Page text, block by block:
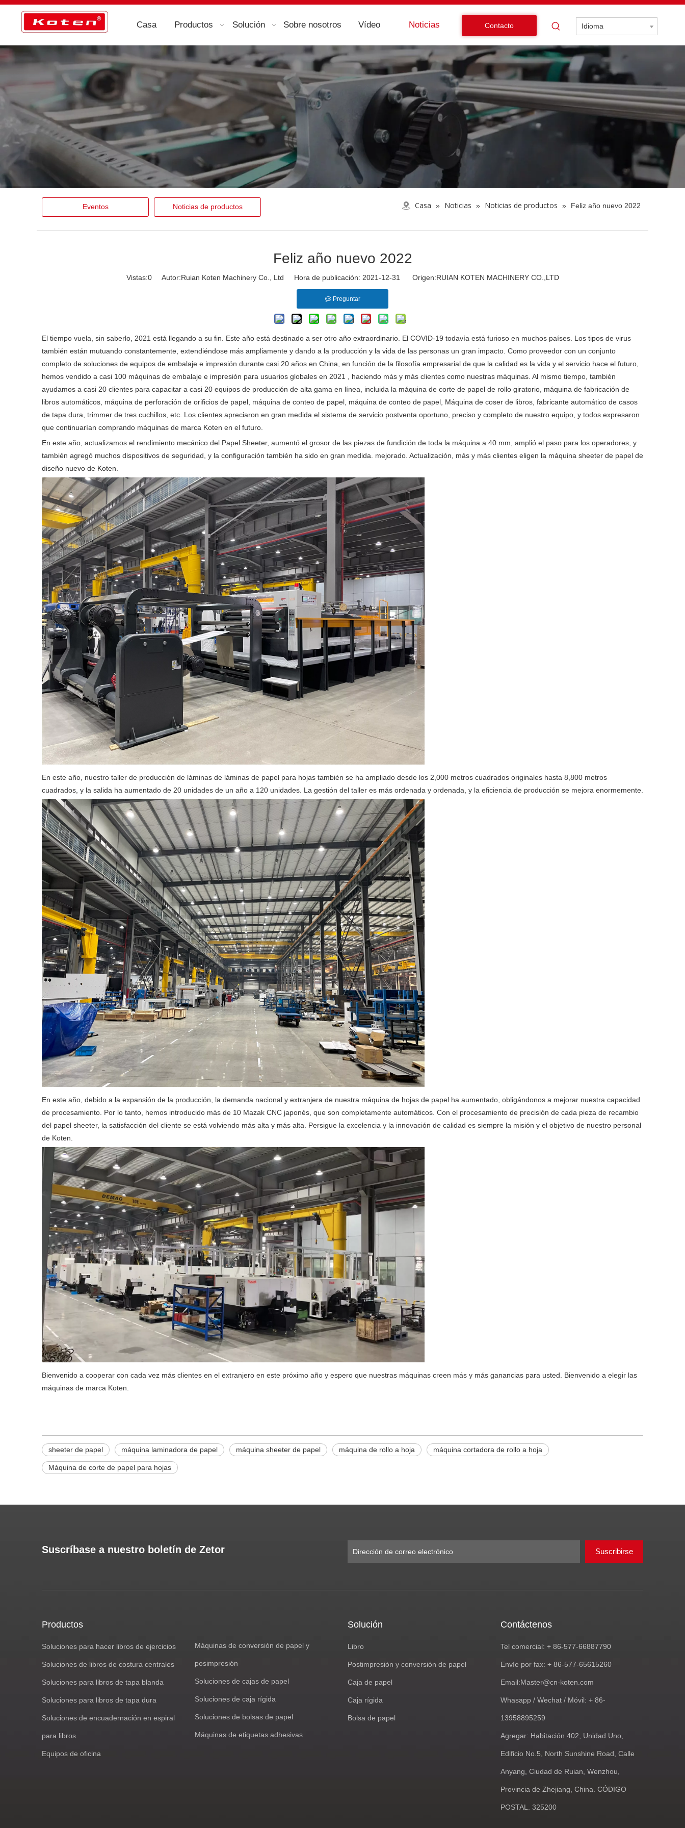
Casa Productos Solución Sobre nosotros Vídeo Noticias Contacto Idioma
Eventos Noticias de productos Casa » Noticias » Noticias de productos » Feliz año nuevo 2022
Feliz año nuevo 2022
Vistas:0Autor:Ruian Koten Machinery Co., Ltd Hora de publicación: 2021-12-31 Origen:RUIAN KOTEN MACHINERY CO.,LTD
Preguntar
El tiempo vuela, sin saberlo, 2021 está llegando a su fin. Este año está destinado a ser otro año extraordinario. El COVID-19 todavía está furioso en muchos países. Los tipos de virus
también están mutuando constantemente, extendiéndose más ampliamente y dando a la producción y la vida de las personas un gran impacto. Como proveedor con un conjunto
completo de soluciones de equipos de embalaje e impresión durante casi 20 años en China, en función de la filosofía empresarial de que la calidad es la vida y el servicio hace el futuro,
hemos vendido a casi 100 máquinas de embalaje e impresión para usuarios globales en 2021 , haciendo más y más clientes como nuestras máquinas. Al mismo tiempo, también
ayudamos a casi 20 clientes para capacitar a casi 20 equipos de producción de alta gama en línea, incluida la máquina de corte de papel de rollo giratorio, máquina de fabricación de
libros automáticos, máquina de perforación de orificios de papel, máquina de conteo de papel, máquina de conteo de papel, Máquina de coser de libros, fabricante automático de casos
de tapa dura, trimmer de tres cuchillos, etc. Los clientes apreciaron en gran medida el sistema de servicio postventa oportuno, preciso y completo de nuestro equipo, y todos expresaron
que continuarían comprando máquinas de marca Koten en el futuro.
En este año, actualizamos el rendimiento mecánico del Papel Sheeter, aumentó el grosor de las piezas de fundición de toda la máquina a 40 mm, amplió el paso para los operadores, y
también agregó muchos dispositivos de seguridad, y la configuración también ha sido en gran medida. mejorado. Actualización, más y más clientes eligen la máquina sheeter de papel de
diseño nuevo de Koten.
En este año, nuestro taller de producción de láminas de láminas de papel para hojas también se ha ampliado desde los 2,000 metros cuadrados originales hasta 8,800 metros
cuadrados, y la salida ha aumentado de 20 unidades de un año a 120 unidades. La gestión del taller es más ordenada y ordenada, y la eficiencia de producción se mejora enormemente.
En este año, debido a la expansión de la producción, la demanda nacional y extranjera de nuestra máquina de hojas de papel ha aumentado, obligándonos a mejorar nuestra capacidad
de procesamiento. Por lo tanto, hemos introducido más de 10 Mazak CNC japonés, que son completamente automáticos. Con el procesamiento de precisión de cada pieza de recambio
del papel sheeter, la satisfacción del cliente se está volviendo más alta y más alta. Persigue la excelencia y la innovación de calidad es siempre la misión y el objetivo de nuestro personal
de Koten.
Bienvenido a cooperar con cada vez más clientes en el extranjero en este próximo año y espero que nuestras máquinas creen más y más ganancias para usted. Bienvenido a elegir las
máquinas de marca Koten.
sheeter de papel máquina laminadora de papel máquina sheeter de papel máquina de rollo a hoja máquina cortadora de rollo a hoja
Máquina de corte de papel para hojas
Suscríbase a nuestro boletín de Zetor Suscribirse
Productos
Soluciones para hacer libros de ejercicios
Soluciones de libros de costura centrales
Soluciones para libros de tapa blanda
Soluciones para libros de tapa dura
Soluciones de encuadernación en espiral
para libros
Equipos de oficina
Máquinas de conversión de papel y
posimpresión
Soluciones de cajas de papel
Soluciones de caja rígida
Soluciones de bolsas de papel
Máquinas de etiquetas adhesivas
Solución
Libro
Postimpresión y conversión de papel
Caja de papel
Caja rígida
Bolsa de papel
Contáctenos
Tel comercial: + 86-577-66887790
Envíe por fax: + 86-577-65615260
Email:Master@cn-koten.com
Whasapp / Wechat / Móvil: + 86-
13958895259
Agregar: Habitación 402, Unidad Uno,
Edificio No.5, North Sunshine Road, Calle
Anyang, Ciudad de Ruian, Wenzhou,
Provincia de Zhejiang, China. CÓDIGO
POSTAL. 325200